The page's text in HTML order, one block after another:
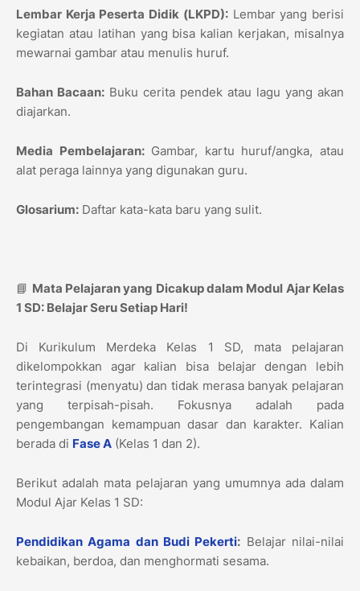
Lembar Kerja Peserta Didik (LKPD):Lembar yang berisi
kegiatan atau latihan yang bisa kalian kerjakan, misalnya
mewarnai gambar atau menulis huruf.
Bahan Bacaan: Buku cerita pendek atau lagu yang akan
diajarkan.
Media Pembelajaran:Gambar, kartu huruf/angka, atau
alat peraga lainnya yang digunakan guru.
Glosarium: Daftar kata-kata baru yang sulit.
📘 Mata Pelajaran yang Dicakup dalam Modul Ajar Kelas
1 SD: Belajar Seru Setiap Hari!
Di Kurikulum Merdeka Kelas 1 SD, mata pelajaran
dikelompokkan agar kalian bisa belajar dengan lebih
terintegrasi (menyatu) dan tidak merasa banyak pelajaran
yang terpisah-pisah. Fokusnya adalah pada
pengembangan kemampuan dasar dan karakter. Kalian
berada di Fase A (Kelas 1 dan 2).
Berikut adalah mata pelajaran yang umumnya ada dalam
Modul Ajar Kelas 1 SD:
Pendidikan Agama dan Budi Pekerti: Belajar nilai-nilai
kebaikan, berdoa, dan menghormati sesama.